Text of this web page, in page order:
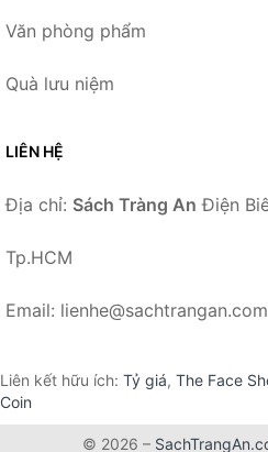
Văn phòng phẩm
Quà lưu niệm
LIÊN HỆ
Địa chỉ: Sách Tràng An Điện
Tp.HCM
Email: lienhe@sachtrangan.com
Liên kết hữu ích: Tỷ giá, The Face
Coin
© 2026 –